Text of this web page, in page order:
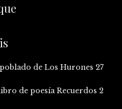
de Los Hurones 27
de poesía Recuerdos 2